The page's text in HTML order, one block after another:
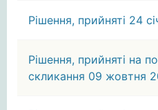
Рішення, прийняті 24
Рішення, прийняті на
скликання 09 жовтня